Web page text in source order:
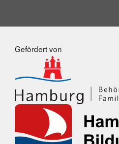
Gefördert von